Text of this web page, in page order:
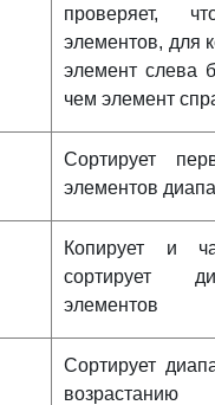
проверяет,
элементов, для
элемент слева
чем элемент
Сортирует
элементов
Копирует и
сортирует
элементов
Сортирует
возрастанию